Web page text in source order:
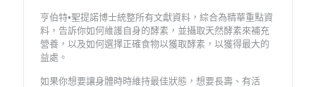
亨伯特•聖提諾博士統整所有文獻資料，綜合為精華重點資
料，告訴你如何維護自身的酵素，並攝取天然酵素來補充
營養，以及如何選擇正確食物以獲取酵素，以獲得最大的
益處。
如果你想要讓身體時時維持最佳狀態，想要長壽、有活